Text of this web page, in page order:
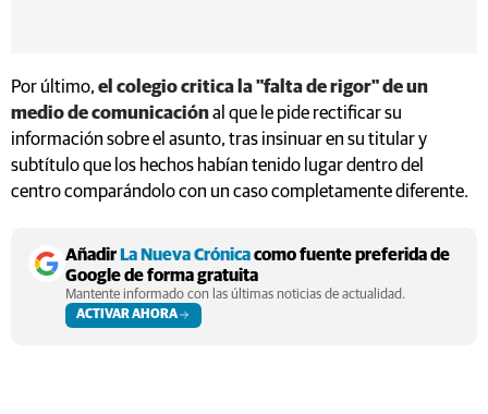
Por último, el colegio critica la "falta de rigor" de un
medio de comunicaciónal que le pide rectificar su
información sobre el asunto, tras insinuar en su titular y
subtítulo que los hechos habían tenido lugar dentro del
centro comparándolo con un caso completamente diferente.
AñadirLa Nueva Crónicacomo fuente preferida de
Google de forma gratuita
Mantente informado con las últimas noticias de actualidad.
ACTIVAR AHORA